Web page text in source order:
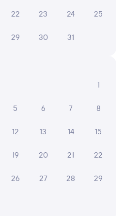
работы сервиса
22 23 24 25
29 30 31
1
5 6 7 8
12 13 14 15
19 20 21 22
26 27 28 29